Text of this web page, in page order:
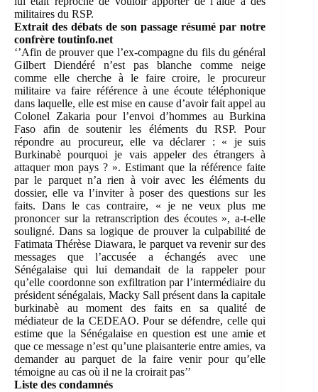
militaires du RSP.
Extrait des débats de son passage résumé par notre
confrère toutinfo.net
‘’Afin de prouver que l’ex-compagne du fils du général
Gilbert Diendéré n’est pas blanche comme neige
comme elle cherche à le faire croire, le procureur
militaire va faire référence à une écoute téléphonique
dans laquelle, elle est mise en cause d’avoir fait appel au
Colonel Zakaria pour l’envoi d’hommes au Burkina
Faso afin de soutenir les éléments du RSP. Pour
répondre au procureur, elle va déclarer : « je suis
Burkinabè pourquoi je vais appeler des étrangers à
attaquer mon pays ? ». Estimant que la référence faite
par le parquet n’a rien à voir avec les éléments du
dossier, elle va l’inviter à poser des questions sur les
faits. Dans le cas contraire, « je ne veux plus me
prononcer sur la retranscription des écoutes », a-t-elle
souligné. Dans sa logique de prouver la culpabilité de
Fatimata Thérèse Diawara, le parquet va revenir sur des
messages que l’accusée a échangés avec une
Sénégalaise qui lui demandait de la rappeler pour
qu’elle coordonne son exfiltration par l’intermédiaire du
président sénégalais, Macky Sall présent dans la capitale
burkinabè au moment des faits en sa qualité de
médiateur de la CEDEAO. Pour se défendre, celle qui
estime que la Sénégalaise en question est une amie et
que ce message n’est qu’une plaisanterie entre amies, va
demander au parquet de la faire venir pour qu’elle
témoigne au cas où il ne la croirait pas’’
Liste des condamnés